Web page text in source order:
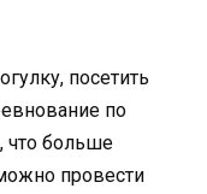
посетить
по
что больше
провести